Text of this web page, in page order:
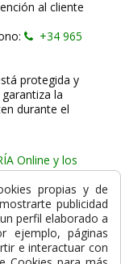
al cliente
+34 965
protegida y
la
durante el
Online y los
Herbes.
online
propias y de
publicidad
perfil elaborado a
ejemplo, páginas
e interactuar con